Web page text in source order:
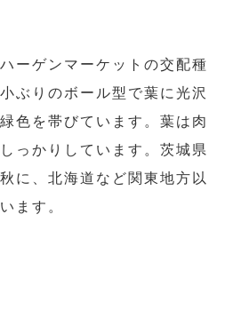
ーゲンマーケットの交配種
ぶりのボール型で葉に光沢
色を帯びています。葉は肉
っかりしています。茨城県
に、北海道など関東地方以
ます。